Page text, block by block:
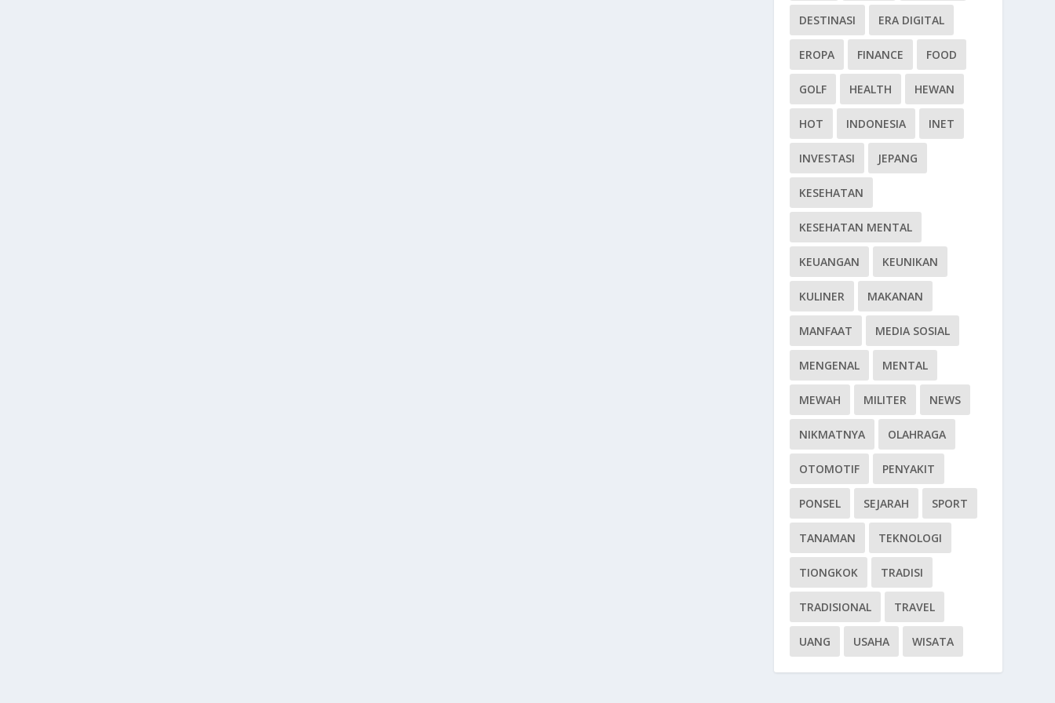
DESTINASI ERA DIGITAL
EROPA FINANCE FOOD
GOLF HEALTH HEWAN
HOT INDONESIA INET
INVESTASI JEPANG
KESEHATAN
KESEHATAN MENTAL
KEUANGAN KEUNIKAN
KULINER MAKANAN
MANFAAT MEDIA SOSIAL
MENGENAL MENTAL
MEWAH MILITER NEWS
NIKMATNYA OLAHRAGA
OTOMOTIF PENYAKIT
PONSEL SEJARAH SPORT
TANAMAN TEKNOLOGI
TIONGKOK TRADISI
TRADISIONAL TRAVEL
UANG USAHA WISATA